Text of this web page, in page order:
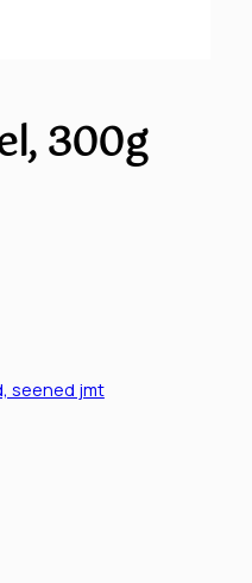
300g
seened jmt